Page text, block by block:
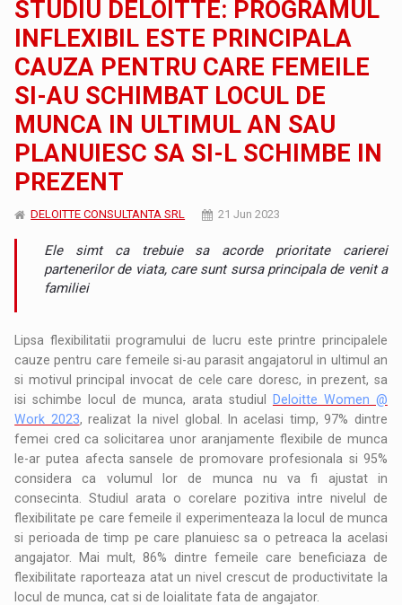
STUDIU DELOITTE: PROGRAMUL
INFLEXIBIL ESTE PRINCIPALA
CAUZA PENTRU CARE FEMEILE
SI-AU SCHIMBAT LOCUL DE
MUNCA IN ULTIMUL AN SAU
PLANUIESC SA SI-L SCHIMBE IN
PREZENT
DELOITTE CONSULTANTA SRL 21 Jun 2023
Ele simt ca trebuie sa acorde prioritate carierei
partenerilor de viata, care sunt sursa principala de venit a
familiei
Lipsa flexibilitatii programului de lucru este printre principalele
cauze pentru care femeile si-au parasit angajatorul in ultimul an
si motivul principal invocat de cele care doresc, in prezent, sa
isi schimbe locul de munca, arata studiul
Deloitte Women @
Work 2023, realizat la nivel global. In acelasi timp, 97% dintre
femei cred ca solicitarea unor aranjamente flexibile de munca
le-ar putea afecta sansele de promovare profesionala si 95%
considera ca volumul lor de munca nu va fi ajustat in
consecinta. Studiul arata o corelare pozitiva intre nivelul de
flexibilitate pe care femeile il experimenteaza la locul de munca
si perioada de timp pe care planuiesc sa o petreaca la acelasi
angajator. Mai mult, 86% dintre femeile care beneficiaza de
flexibilitate raporteaza atat un nivel crescut de productivitate la
locul de munca, cat si de loialitate fata de angajator.